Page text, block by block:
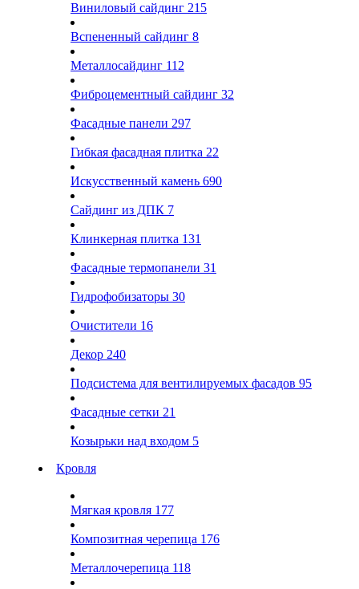
Виниловый сайдинг 215
Вспененный сайдинг 8
Металлосайдинг 112
Фиброцементный сайдинг 32
Фасадные панели 297
Гибкая фасадная плитка 22
Искусственный камень 690
Сайдинг из ДПК 7
Клинкерная плитка 131
Фасадные термопанели 31
Гидрофобизаторы 30
Очистители 16
Декор 240
Подсистема для вентилируемых фасадов 95
Фасадные сетки 21
Козырьки над входом 5
Кровля
Мягкая кровля 177
Композитная черепица 176
Металлочерепица 118